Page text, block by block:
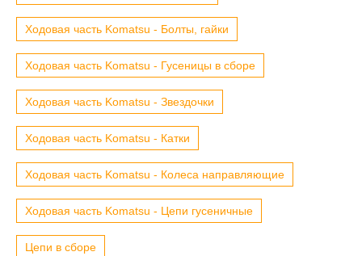
Ходовая часть Komatsu - Болты, гайки
Ходовая часть Komatsu - Гусеницы в сборе
Ходовая часть Komatsu - Звездочки
Ходовая часть Komatsu - Катки
Ходовая часть Komatsu - Колеса направляющие
Ходовая часть Komatsu - Цепи гусеничные
Цепи в сборе